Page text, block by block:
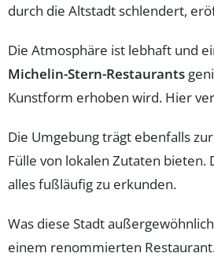
durch die Altstadt schlendert,
Die Atmosphäre ist lebhaft und
Michelin-Stern-Restaurants
Kunstform erhoben wird. Hier
Die Umgebung trägt ebenfalls
Fülle von lokalen Zutaten bieten.
alles fußläufig zu erkunden.
Was diese Stadt
einem renommierten